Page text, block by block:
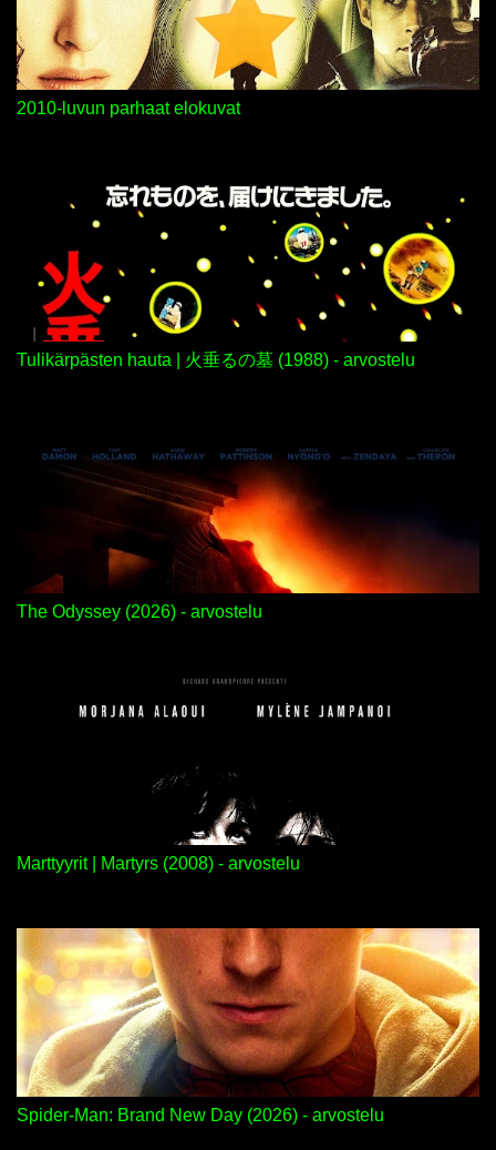
t
i
2010-luvun parhaat elokuvat
Tulikärpästen hauta | 火垂るの墓 (1988) - arvostelu
The Odyssey (2026) - arvostelu
Marttyyrit | Martyrs (2008) - arvostelu
Spider-Man: Brand New Day (2026) - arvostelu